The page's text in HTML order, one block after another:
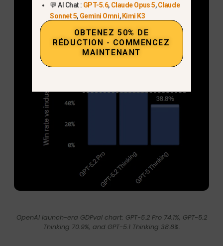
OpenAI launch-era GDPval chart: GPT-5.2 Pro 74.1%, GPT-5.2
Thinking 70.9%, and GPT-5.1 Thinking 38.8%.
💬 AI Chat : GPT-5.6, Claude Opus 5,Claude
Sonnet 5, Gemini Omni, Kimi K3
OBTENEZ 50% DE
RÉDUCTION - COMMENCEZ
MAINTENANT